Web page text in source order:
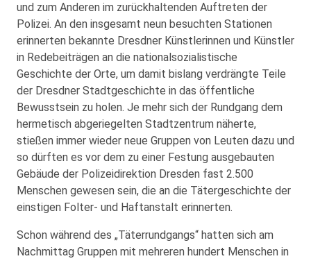
und zum Anderen im zurückhaltenden Auftreten der
Polizei. An den insgesamt neun besuchten Stationen
erinnerten bekannte Dresdner Künstlerinnen und Künstler
in Redebeiträgen an die nationalsozialistische
Geschichte der Orte, um damit bislang verdrängte Teile
der Dresdner Stadtgeschichte in das öffentliche
Bewusstsein zu holen. Je mehr sich der Rundgang dem
hermetisch abgeriegelten Stadtzentrum näherte,
stießen immer wieder neue Gruppen von Leuten dazu und
so dürften es vor dem zu einer Festung ausgebauten
Gebäude der Polizeidirektion Dresden fast 2.500
Menschen gewesen sein, die an die Tätergeschichte der
einstigen Folter- und Haftanstalt erinnerten.
Schon während des „Täterrundgangs“ hatten sich am
Nachmittag Gruppen mit mehreren hundert Menschen in